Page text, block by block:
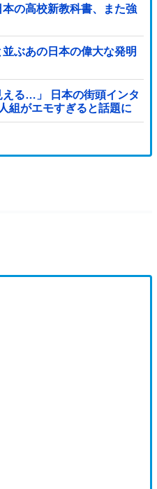
の高校新教科書、また強
ぶあの日本の偉大な発明
る…」 日本の街頭インタ
組がエモすぎると話題に